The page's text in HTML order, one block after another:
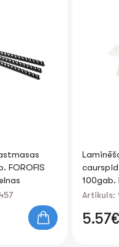
FOROFIS
100gab.
Artikuls:
5.57€